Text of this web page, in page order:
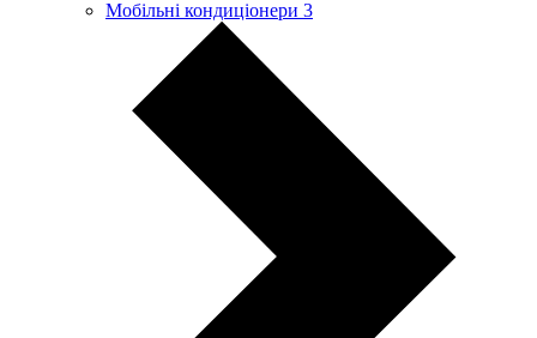
Мобільні кондиціонери 3